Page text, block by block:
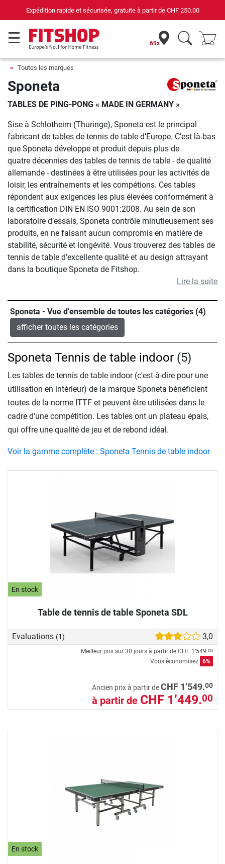
et sécurisée, gratuite à partir deCHF 250.00
69x
Toutes les marques
Sponeta
TABLES DE PING-PONG « MADE IN GERMANY »
Sise à Schlotheim (Thuringe), Sponeta est le principal
fabricant de tables de tennis de table d’Europe. C’est là-bas
que Sponeta développe et produit depuis plus de
quatre décennies des tables de tennis de table - de qualité
allemande - destinées à être utilisées pour les activités de
loisir, les entraînements et les compétions. Ces tables
répondent aux exigences les plus élevées conformément à
la certification DIN EN ISO 9001:2008. Au sein de son
laboratoire d’essais, Sponeta contrôle minutieusement ses
produits, en ne faisant aucun compromis en matière de
stabilité, sécurité et longévité. Vous trouverez des tables de
tennis de table d’excellente qualité et au design attrayant
dans la boutique Sponeta de Fitshop.
Lire la suite
Sponeta - Vue d'ensemble de toutes les catégories (4)
afficher toutes les catégories
En stock
Table de tennis de table Sponeta SDL
Evaluations (1) 3,0
Meilleur prix sur 30 jours à partir de CHF 1’549.00
Vous économisez 6%
Ancien prix à partir deCHF 1’549.00
à partir de CHF 1’449.00
En stock
Sponeta Tennis de table indoor (5)
Les tables de tennis de table indoor (c'est-à-dire pour une
utilisation en intérieur) de la marque Sponeta bénéficient
toutes de la norme ITTF et peuvent être utilisées dans le
cadre d'une compétition. Les tables ont un plateau épais,
qui offre une qualité de jeu et de rebond idéal.
Voir la gamme complète : Sponeta Tennis de table indoor